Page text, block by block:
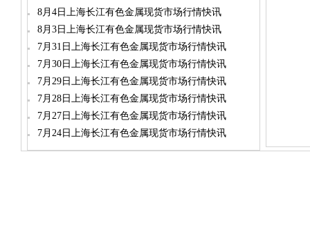
8月4日上海长江有色金属现货市场行情快讯
8月3日上海长江有色金属现货市场行情快讯
7月31日上海长江有色金属现货市场行情快讯
7月30日上海长江有色金属现货市场行情快讯
7月29日上海长江有色金属现货市场行情快讯
7月28日上海长江有色金属现货市场行情快讯
7月27日上海长江有色金属现货市场行情快讯
7月24日上海长江有色金属现货市场行情快讯